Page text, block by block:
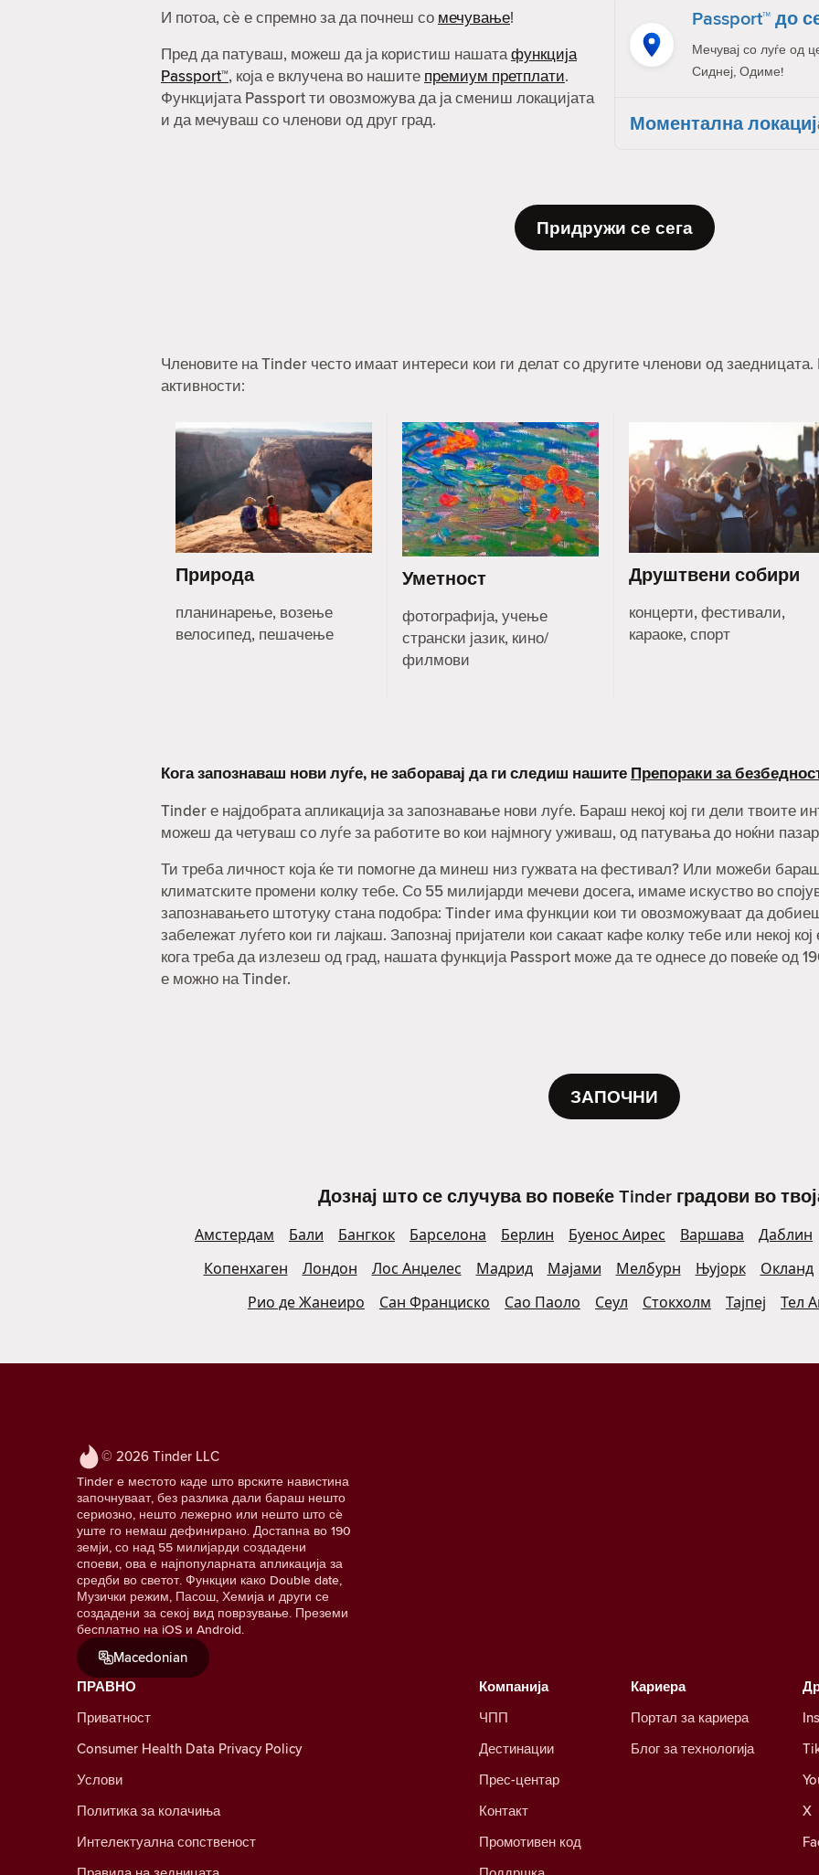
И потоа, сè е спремно за да почнеш со мечување!
Пред да патуваш, можеш да ја користиш нашатафункција
Passport™, која е вклучена во нашите премиум претплати.
Функцијата Passport ти овозможува да ја смениш локацијата
и да мечуваш со членови од друг град.
Passport™ до
Мечувај со луѓе од
Сиднеј, Одиме!
Моментална
Придружи се сега
Членовите на Tinder често имаат интереси кои ги делат со другите членови од
активности:
Природа
планинарење, возење
велосипед, пешачење
Уметност
фотографија, учење
странски јазик, кино/
филмови
Друштвени собири
концерти, фестивали,
караоке, спорт
Кога запознаваш нови луѓе, не заборавај да ги следиш нашите Препораки за
Tinder е најдобрата апликација за запознавање нови луѓе. Бараш некој кој ги дели
можеш да четуваш со луѓе за работите во кои најмногу уживаш, од патувања до ноќни
Ти треба личност која ќе ти помогне да минеш низ гужвата на фестивал? Или можеби бараш
климатските промени колку тебе. Со 55 милијарди мечеви досега, имаме искуство во
запознавањето штотуку стана подобра: Tinder има функции кои ти овозможуваат да
забележат луѓето кои ги лајкаш. Запознај пријатели кои сакаат кафе колку тебе или некој
кога треба да излезеш од град, нашата функција Passport може да те однесе до повеќе од
е можно на Tinder.
ЗАПОЧНИ
Дознај што се случува во повеќе Tinder градови во
Амстердам Бали Бангкок Барселона Берлин Буенос Аирес Варшава
Даблин
Копенхаген
Лондон Лос Анџелес Мадрид Мајами Мелбурн Њујорк
Окланд
Рио де Жанеиро
Сан Франциско Сао Паоло Сеул Стокхолм Тајпеј Тел
© 2026 Tinder LLC
Tinder е местото каде што врските навистина
започнуваат, без разлика дали бараш нешто
сериозно, нешто лежерно или нешто што сè
уште го немаш дефинирано. Достапна во 190
земји, со над 55 милијарди создадени
споеви, ова е најпопуларната апликација за
средби во светот. Функции како Double date,
Музички режим, Пасош, Хемија и други се
создадени за секој вид поврзување. Преземи
бесплатно на iOS и Android.
Macedonian
X
ПРАВНО
Приватност
Consumer Health Data Privacy Policy
Услови
Политика за колачиња
Интелектуална сопственост
Кариера
Портал за кариера
Блог за технологија
Компанија
ЧПП
Дестинации
Прес-центар
Контакт
Промотивен код